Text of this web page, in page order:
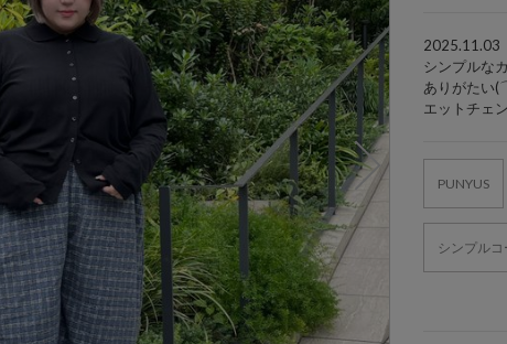
2025.11.03
シンプルな
ありがたい
エットチェ
PUNYUS
シンプル